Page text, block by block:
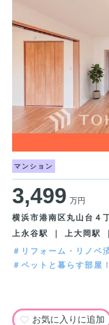
マンション
3,499 万円
横浜市港南区丸山台４
上永谷駅 ｜ 上大岡駅
＃リフォーム・リノベ
＃ペットと暮らす部屋！
お気に入りに追加